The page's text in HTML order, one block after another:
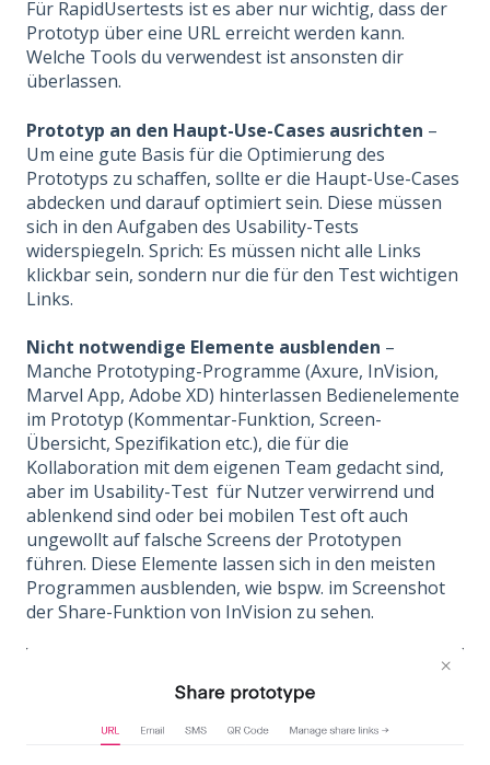
Für RapidUsertests ist es aber nur wichtig, dass der
Prototyp über eine URL erreicht werden kann.
Welche Tools du verwendest ist ansonsten dir
überlassen.
Prototyp an den Haupt-Use-Cases ausrichten –
Um eine gute Basis für die Optimierung des
Prototyps zu schaffen, sollte er die Haupt-Use-Cases
abdecken und darauf optimiert sein. Diese müssen
sich in den Aufgaben des Usability-Tests
widerspiegeln. Sprich: Es müssen nicht alle Links
klickbar sein, sondern nur die für den Test wichtigen
Links.
Nicht notwendige Elemente ausblenden –
Manche Prototyping-Programme (Axure, InVision,
Marvel App, Adobe XD) hinterlassen Bedienelemente
im Prototyp (Kommentar-Funktion, Screen-
Übersicht, Spezifikation etc.), die für die
Kollaboration mit dem eigenen Team gedacht sind,
aber im Usability-Test für Nutzer verwirrend und
ablenkend sind oder bei mobilen Test oft auch
ungewollt auf falsche Screens der Prototypen
führen. Diese Elemente lassen sich in den meisten
Programmen ausblenden, wie bspw. im Screenshot
der Share-Funktion von InVision zu sehen.